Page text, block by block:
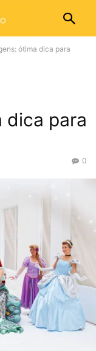
ótima dica para
dica para
0